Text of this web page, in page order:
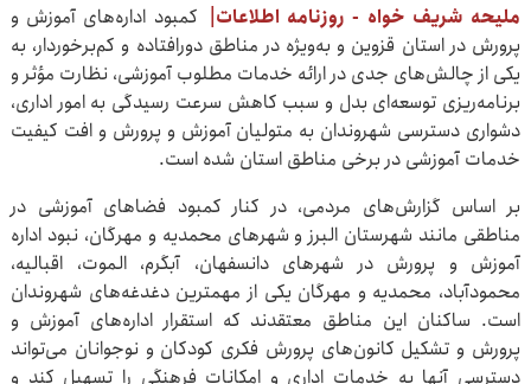
ملیحه شریف خواه - روزنامه اطلاعات|
کمبود اداره‌های آموزش و
پرورش در استان قزوین و به‌ویژه در مناطق دورافتاده و کم‌برخوردار، به
یکی از چالش‌های جدی در ارائه خدمات مطلوب آموزشی، نظارت مؤثر و
برنامه‌ریزی توسعه‌ای بدل و سبب کاهش سرعت رسیدگی به امور اداری،
دشواری دسترسی شهروندان به متولیان آموزش و پرورش و افت کیفیت
خدمات آموزشی در برخی مناطق استان شده است.
بر اساس گزارش‌های مردمی، در کنار کمبود فضاهای آموزشی در
مناطقی مانند شهرستان البرز و شهرهای محمدیه و مهرگان، نبود اداره
آموزش و پرورش در شهرهای دانسفهان، آبگرم، الموت، اقبالیه،
محمودآباد، محمدیه و مهرگان یکی از مهمترین دغدغه‌های شهروندان
است. ساکنان این مناطق معتقدند که استقرار اداره‌های آموزش و
پرورش و تشکیل کانون‌های پرورش فکری کودکان و نوجوانان می‌تواند
دسترسی آنها به خدمات اداری و امکانات فرهنگی را تسهیل کند و